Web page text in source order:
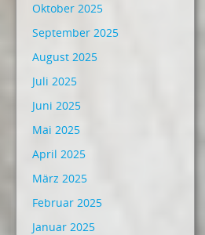
Oktober 2025
September 2025
August 2025
Juli 2025
Juni 2025
Mai 2025
April 2025
März 2025
Februar 2025
Januar 2025